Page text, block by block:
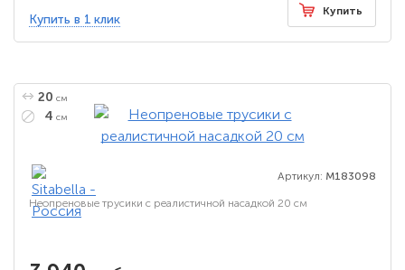
Купить в 1 клик
Купить
20 см
4 см
Артикул: M183098
Неопреновые трусики с реалистичной насадкой 20 см